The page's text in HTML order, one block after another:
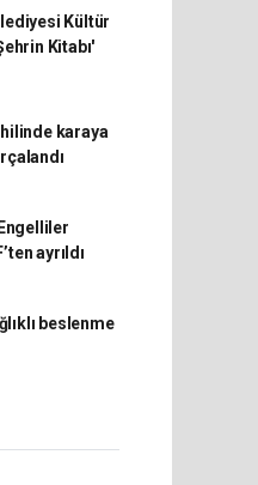
Kültür
Kitabı'
karaya
ayrıldı
beslenme